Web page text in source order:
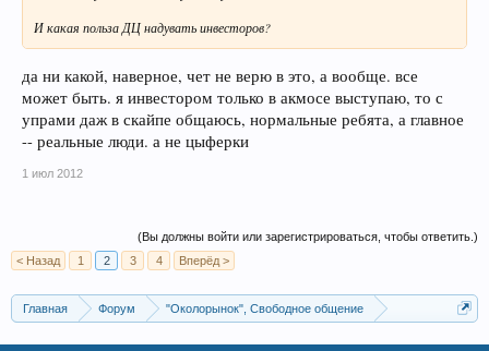
И какая польза ДЦ надувать инвесторов?
да ни какой, наверное, чет не верю в это, а вообще. все
может быть. я инвестором только в акмосе выступаю, то с
упрами даж в скайпе общаюсь, нормальные ребята, а главное
-- реальные люди. а не цыферки
1 июл 2012
(Вы должны войти или зарегистрироваться, чтобы ответить.)
< Назад
1 2 3 4 Вперёд >
Главная Форум
"Околорынок", Свободное общение